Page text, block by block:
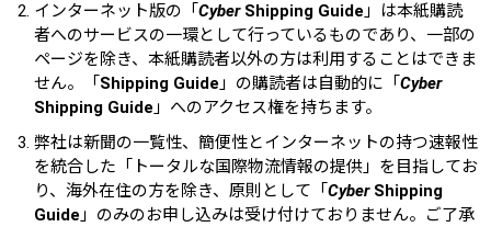
インターネット版の「CyberShipping Guide 」は本紙購読
者へのサービスの一環として行っているものであり、一部の
ページを除き、本紙購読者以外の方は利用することはできま
せん。「 Shipping Guide 」の購読者は自動的に「Cyber
Shipping Guide 」へのアクセス権を持ちます。
弊社は新聞の一覧性、簡便性とインターネットの持つ速報性
を統合した「トータルな国際物流情報の提供」を目指してお
り、海外在住の方を除き、原則として「CyberShipping
Guide 」のみのお申し込みは受け付けておりません。ご了承